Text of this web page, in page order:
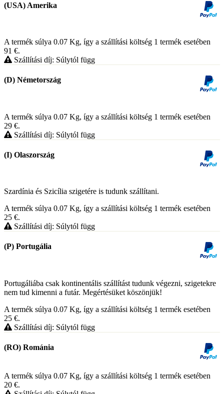
(USA) Amerika
A termék súlya 0.07 Kg, így a szállítási költség 1 termék esetében
91 €.
Szállítási díj: Súlytól függ
(D) Németország
A termék súlya 0.07 Kg, így a szállítási költség 1 termék esetében
29 €.
Szállítási díj: Súlytól függ
(I) Olaszország
Szardínia és Szicília szigetére is tudunk szállítani.
A termék súlya 0.07 Kg, így a szállítási költség 1 termék esetében
25 €.
Szállítási díj: Súlytól függ
(P) Portugália
Portugáliába csak kontinentális szállítást tudunk végezni, szigetekre
nem tud kimenni a futár. Megértésüket köszönjük!
A termék súlya 0.07 Kg, így a szállítási költség 1 termék esetében
25 €.
Szállítási díj: Súlytól függ
(RO) Románia
A termék súlya 0.07 Kg, így a szállítási költség 1 termék esetében
20 €.